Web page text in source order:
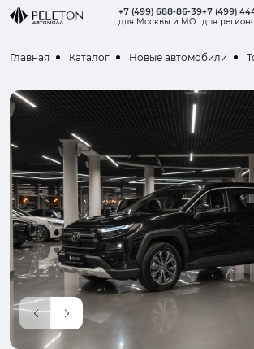
+7 (499) 688-86-39
для Москвы и МО
+7 (499)
для
Главная Каталог Новые автомобили